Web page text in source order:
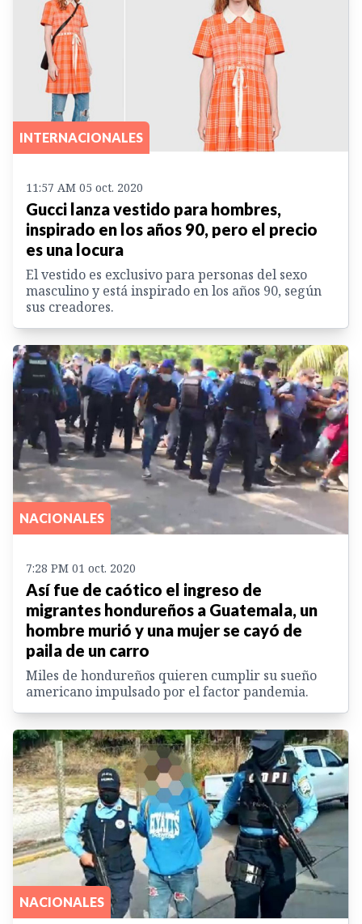
INTERNACIONALES
11:57 AM 05 oct. 2020
Gucci lanza vestido para hombres,
inspirado en los años 90, pero el precio
es una locura
El vestido es exclusivo para personas del sexo
masculino y está inspirado en los años 90, según
sus creadores.
NACIONALES
7:28 PM 01 oct. 2020
Así fue de caótico el ingreso de
migrantes hondureños a Guatemala, un
hombre murió y una mujer se cayó de
paila de un carro
Miles de hondureños quieren cumplir su sueño
americano impulsado por el factor pandemia.
NACIONALES